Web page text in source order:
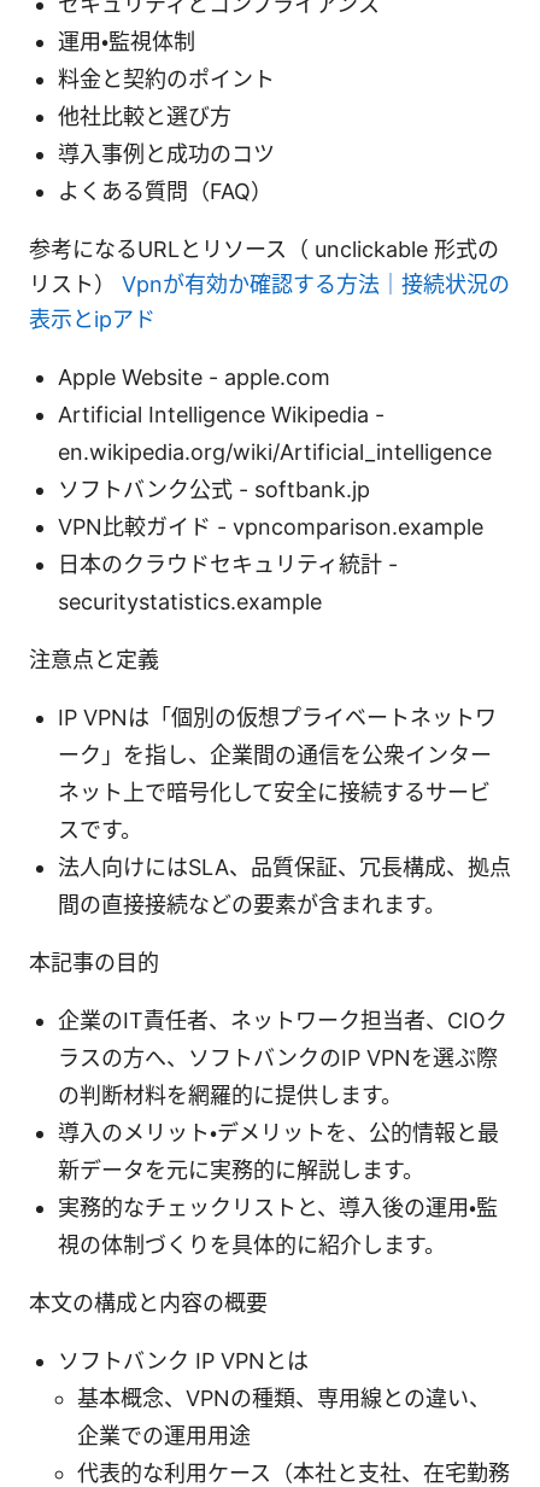
運用・監視体制
料金と契約のポイント
他社比較と選び方
導入事例と成功のコツ
よくある質問（FAQ）
参考になるURLとリソース（ unclickable 形式の
リスト） Vpnが有効か確認する方法｜接続状況の
表示とipアド
Apple Website - apple.com
Artificial Intelligence Wikipedia -
en.wikipedia.org/wiki/Artificial_intelligence
ソフトバンク公式 - softbank.jp
VPN比較ガイド - vpncomparison.example
日本のクラウドセキュリティ統計 -
securitystatistics.example
注意点と定義
IP VPNは「個別の仮想プライベートネットワ
ーク」を指し、企業間の通信を公衆インター
ネット上で暗号化して安全に接続するサービ
スです。
法人向けにはSLA、品質保証、冗長構成、拠点
間の直接接続などの要素が含まれます。
本記事の目的
企業のIT責任者、ネットワーク担当者、CIOク
ラスの方へ、ソフトバンクのIP VPNを選ぶ際
の判断材料を網羅的に提供します。
導入のメリット・デメリットを、公的情報と最
新データを元に実務的に解説します。
実務的なチェックリストと、導入後の運用・監
視の体制づくりを具体的に紹介します。
本文の構成と内容の概要
ソフトバンク IP VPNとは
基本概念、VPNの種類、専用線との違い、
企業での運用用途
代表的な利用ケース（本社と支社、在宅勤務